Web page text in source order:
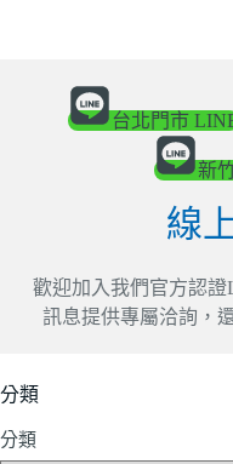
台北門市
新
線
歡迎加入我們官方認
訊息提供專屬洽詢，
分類
分類